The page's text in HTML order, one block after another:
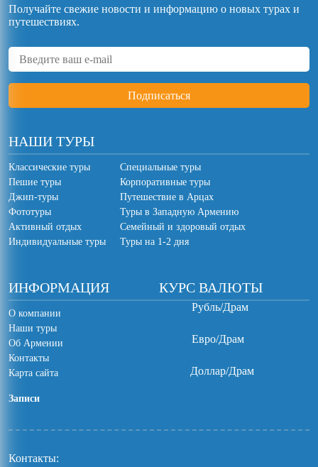
Получайте свежие новости и информацию о новых турах и
путешествиях.
НАШИ ТУРЫ
Классические туры
Пешие туры
Джип-туры
Фототуры
Активный отдых
Индивидуальные туры
Специальные туры
Корпоративные туры
Путешествие в Арцах
Туры в Западную Армению
Семейный и здоровый отдых
Туры на 1-2 дня
ИНФОРМАЦИЯ
О компании
Наши туры
Об Армении
Контакты
Карта сайта
Записи
КУРС ВАЛЮТЫ
Рубль/Драм
Евро/Драм
Доллар/Драм
Контакты: